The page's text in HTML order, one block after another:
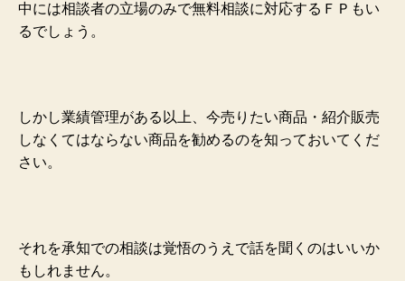
中には相談者の立場のみで無料相談に対応するＦＰもい
るでしょう。
しかし業績管理がある以上、今売りたい商品・紹介販売
しなくてはならない商品を勧めるのを知っておいてくだ
さい。
それを承知での相談は覚悟のうえで話を聞くのはいいか
もしれません。